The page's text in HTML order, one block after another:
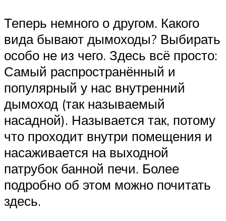
Теперь немного о другом. Какого
вида бывают дымоходы? Выбирать
особо не из чего. Здесь всё просто:
Самый распространённый и
популярный у нас внутренний
дымоход (так называемый
насадной). Называется так, потому
что проходит внутри помещения и
насаживается на выходной
патрубок банной печи. Более
подробно об этом можно почитать
здесь.